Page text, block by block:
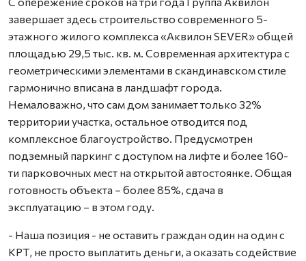
завершает здесь строительство современного 5-
этажного жилого комплекса «Аквилон SEVER» общей
площадью 29,5 тыс. кв. м. Современная архитектура с
геометрическими элементами в скандинавском стиле
гармонично вписана в ландшафт города.
Немаловажно, что сам дом занимает только 32%
территории участка, остальное отводится под
комплексное благоустройство. Предусмотрен
подземный паркинг с доступом на лифте и более 160-
ти парковочных мест на открытой автостоянке. Общая
готовность объекта – более 85%, сдача в
эксплуатацию – в этом году.
- Наша позиция - не оставить граждан один на один с
КРТ, не просто выплатить деньги, а оказать содействие